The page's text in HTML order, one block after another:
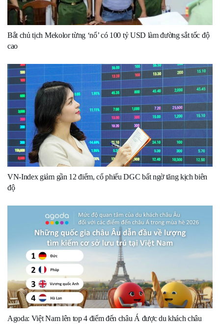
Bắt chủ tịch Mekolor từng ‘nổ’ có 100 tỷ USD làm đường sắt tốc độ
cao
VN-Index giảm gần 12 điểm, cổ phiếu DGC bất ngờ tăng kịch biên
độ
Agoda: Việt Nam lên top 4 điểm đến châu Á được du khách châu